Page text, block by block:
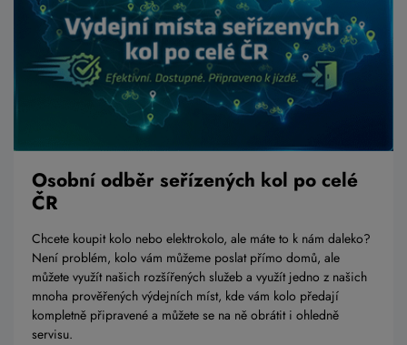
Osobní odběr seřízených kol po celé
ČR
Chcete koupit kolo nebo elektrokolo, ale máte to k nám daleko?
Není problém, kolo vám můžeme poslat přímo domů, ale
můžete využít našich rozšířených služeb a využít jedno z našich
mnoha prověřených výdejních míst, kde vám kolo předají
kompletně připravené a můžete se na ně obrátit i ohledně
servisu.